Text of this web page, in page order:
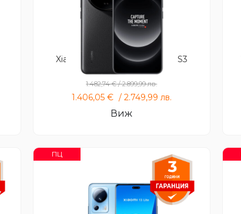
Xiaomi 14 ultra+Xiaomi watch S3
black
1.482,74€/2.899,99лв.
1.406,05 € / 2.749,99 лв.
Виж
ПЦ